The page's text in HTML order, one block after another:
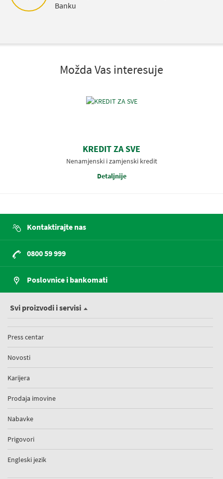
Banku
Možda Vas interesuje
KREDIT ZA SVE
Nenamjenski i zamjenski kredit
Detaljnije
Kontaktirajte nas
0800 59 999
Poslovnice i bankomati
Svi proizvodi i servisi
Press centar
Novosti
Karijera
Prodaja imovine
Nabavke
Prigovori
Engleski jezik